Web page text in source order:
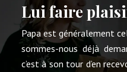
Lui faire
Papa est généralement
sommes-nous déjà
c’est à son tour d’en